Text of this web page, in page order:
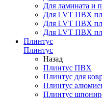
Для ламината и
Для LVT ПВХ
Для LVT ПВХ
Для LVT ПВХ
Плинтус
Плинтус
Назад
Плинтус ПВХ
Плинтус для
Плинтус
Плинтус